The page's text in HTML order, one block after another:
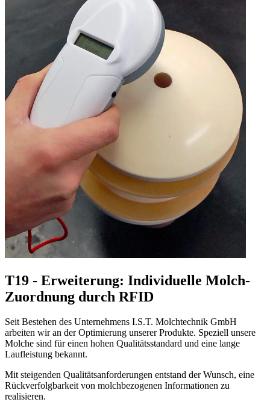
T19 - Erweiterung: Individuelle Molch-
Zuordnung durch RFID
Seit Bestehen des Unternehmens I.S.T. Molchtechnik GmbH
arbeiten wir an der Optimierung unserer Produkte. Speziell unsere
Molche sind für einen hohen Qualitätsstandard und eine lange
Laufleistung bekannt.
Mit steigenden Qualitätsanforderungen entstand der Wunsch, eine
Rückverfolgbarkeit von molchbezogenen Informationen zu
realisieren.